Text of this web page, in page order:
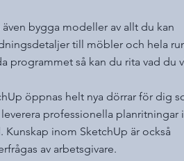
bygga modeller av allt du kan
till möbler och hela
programmet så kan du rita vad du
öppnas helt nya dörrar för dig
professionella planritningar i
Kunskap inom SketchUp är också
av arbetsgivare.